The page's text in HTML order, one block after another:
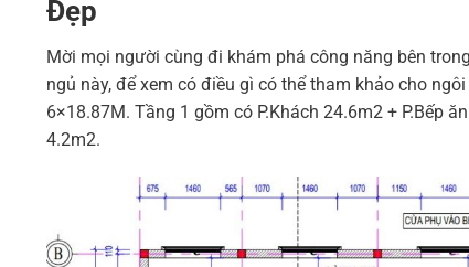
Đẹp
Mời mọi người cùng đi khám phá công năng bên
ngủ này, để xem có điều gì có thể tham khảo cho
6×18.87M. Tầng 1 gồm có P.Khách 24.6m2 + P.Bếp
4.2m2.